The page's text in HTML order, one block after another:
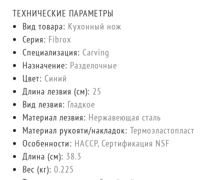
ТЕХНИЧЕСКИЕ ПАРАМЕТРЫ
Вид товара: Кухонный нож
Серия: Fibrox
Специализация: Carving
Назначение: Разделочные
Цвет: Синий
Длина лезвия (см): 25
Вид лезвия: Гладкое
Материал лезвия: Нержавеющая сталь
Материал рукояти/накладок: Термоэластопласт
Особенности: HACCP, Сертификация NSF
Длина (cм): 38.3
Вес (кг): 0.225